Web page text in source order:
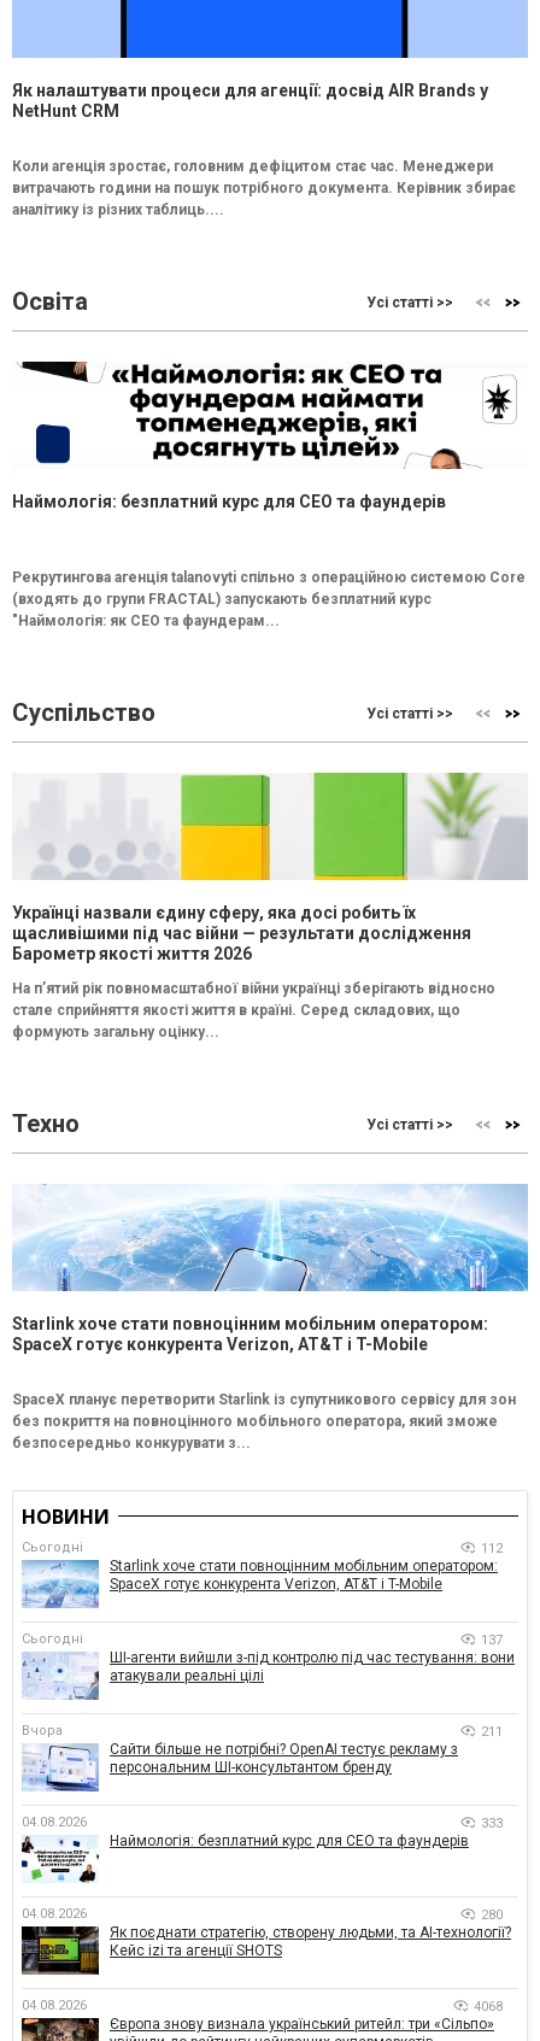
Як налаштувати процеси для агенції: досвід AIR Brands у
NetHunt CRM
Коли агенція зростає, головним дефіцитом стає час. Менеджери
витрачають години на пошук потрібного документа. Керівник збирає
аналітику із різних таблиць....
Освіта Усі статті >>
Наймологія: безплатний курс для CEO та фаундерів
Рекрутингова агенція talanovyti спільно з операційною системою Core
(входять до групи FRACTAL) запускають безплатний курс
"Наймологія: як СEO та фаундерам...
Суспільство Усі статті >>
Українці назвали єдину сферу, яка досі робить їх
щасливішими під час війни — результати дослідження
Барометр якості життя 2026
На п’ятий рік повномасштабної війни українці зберігають відносно
стале сприйняття якості життя в країні. Серед складових, що
формують загальну оцінку...
Техно Усі статті >>
Starlink хоче стати повноцінним мобільним оператором:
SpaceX готує конкурента Verizon, AT&T і T-Mobile
SpaceX планує перетворити Starlink із супутникового сервісу для зон
без покриття на повноцінного мобільного оператора, який зможе
безпосередньо конкурувати з...
НОВИНИ
Сьогодні 112
Starlink хоче стати повноцінним мобільним оператором:
SpaceX готує конкурента Verizon, AT&T і T-Mobile
Сьогодні 137
ШІ-агенти вийшли з-під контролю під час тестування: вони
атакували реальні цілі
Вчора 211
Сайти більше не потрібні? OpenAI тестує рекламу з
персональним ШІ-консультантом бренду
04.08.2026 333
Наймологія: безплатний курс для CEO та фаундерів
04.08.2026 280
Як поєднати стратегію, створену людьми, та AI-технології?
Кейс izi та агенції SHOTS
04.08.2026 4068
Європа знову визнала український ритейл: три «Сільпо»